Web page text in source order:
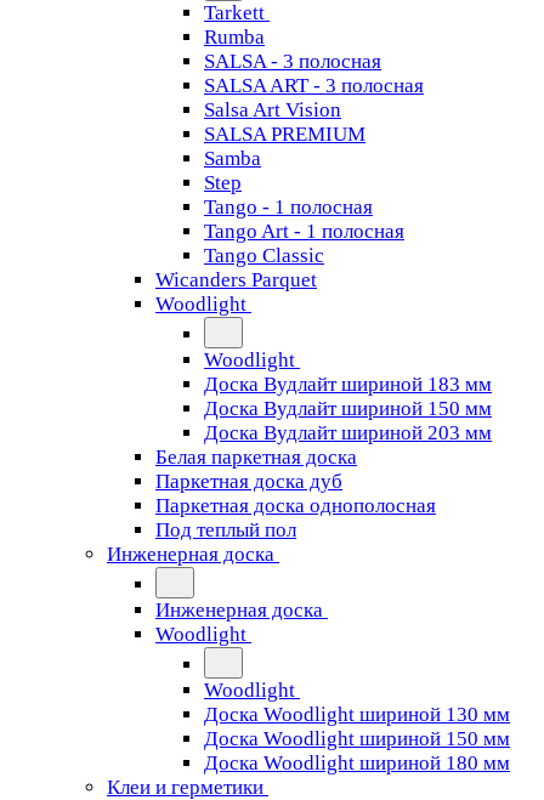
Tarkett
Rumba
SALSA - 3 полосная
SALSA ART - 3 полосная
Salsa Art Vision
SALSA PREMIUM
Samba
Step
Tango - 1 полосная
Tango Art - 1 полосная
Tango Classiс
Wicanders Parquet
Woodlight
Woodlight
Доска Вудлайт шириной 183 мм
Доска Вудлайт шириной 150 мм
Доска Вудлайт шириной 203 мм
Белая паркетная доска
Паркетная доска дуб
Паркетная доска однополосная
Под теплый пол
Инженерная доска
Инженерная доска
Woodlight
Woodlight
Доска Woodlight шириной 130 мм
Доска Woodlight шириной 150 мм
Доска Woodlight шириной 180 мм
Клеи и герметики